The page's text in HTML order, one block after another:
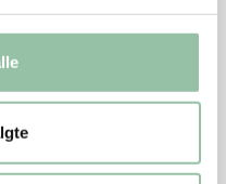
i tern eller bov kan
sovsejævner i stedet